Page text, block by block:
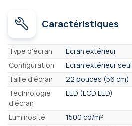
Caractéristiques
Caractéristiques
Type d'écran
Écran extérieur
Configuration
Écran extérieur seul
Taille d'écran
22 pouces (56 cm)
Technologie
d'écran
LED (LCD LED)
Luminosité
1500 cd/m²